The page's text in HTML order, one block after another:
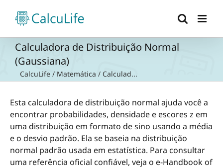
para
conteúdo
Calculadora de Distribuição Normal
(Gaussiana)
CalcuLife / Matemática / Calculad...
Esta calculadora de distribuição normal ajuda você a
encontrar probabilidades, densidade e escores z em
uma distribuição em formato de sino usando a média
e o desvio padrão. Ela se baseia na distribuição
normal padrão usada em estatística. Para consultar
uma referência oficial confiável, veja o e-Handbook of